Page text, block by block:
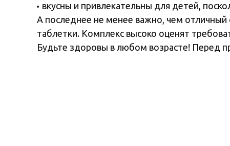
вкусны и привлекательны для детей,
А последнее не менее важно, чем
таблетки. Комплекс высоко оценят
Будьте здоровы в любом возрасте! Перед